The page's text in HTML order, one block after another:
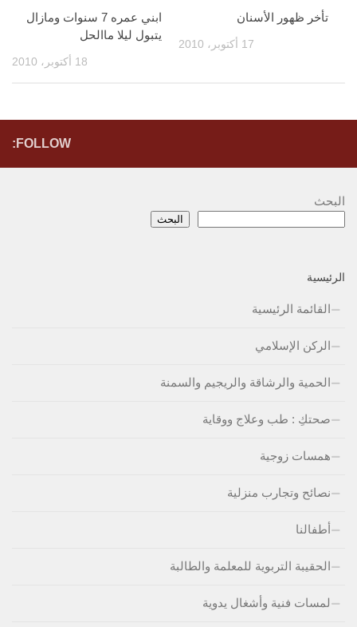
ابني عمره 7 سنوات ومازال
يتبول ليلا ماالحل
18 أكتوبر، 2010
تأخر ظهور الأسنان
17 أكتوبر، 2010
FOLLOW:
البحث
البحث
الرئيسية
القائمة الرئيسية
الركن الإسلامي
الحمية والرشاقة والريجيم والسمنة
صحتكِ : طب وعلاج ووقاية
همسات زوجية
نصائح وتجارب منزلية
أطفالنا
الحقيبة التربوية للمعلمة والطالبة
لمسات فنية وأشغال يدوية